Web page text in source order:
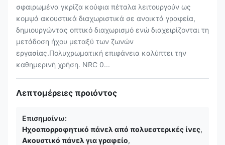
σφαιρωμένα γκρίζα κούφια πέταλα λειτουργούν ως
κομψά ακουστικά διαχωριστικά σε ανοικτά γραφεία,
δημιουργώντας οπτικό διαχωρισμό ενώ διαχειρίζονται τη
μετάδοση ήχου μεταξύ των ζωνών
εργασίας.Πολυχρωματική επιφάνεια καλύπτει την
καθημερινή χρήση. NRC 0...
Λεπτομέρειες προιόντος
Επισημαίνω:
Ηχοαπορροφητικό πάνελ από πολυεστερικές ίνες,
Ακουστικό πάνελ για γραφείο,